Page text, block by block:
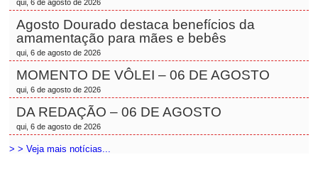
qui, 6 de agosto de 2026
Agosto Dourado destaca benefícios da
amamentação para mães e bebês
qui, 6 de agosto de 2026
MOMENTO DE VÔLEI – 06 DE AGOSTO
qui, 6 de agosto de 2026
DA REDAÇÃO – 06 DE AGOSTO
qui, 6 de agosto de 2026
> > Veja mais notícias...